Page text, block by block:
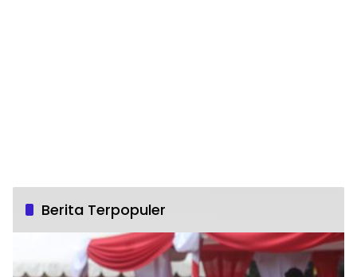
Berita Terpopuler